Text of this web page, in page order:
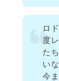
ロ
度
た
い
今